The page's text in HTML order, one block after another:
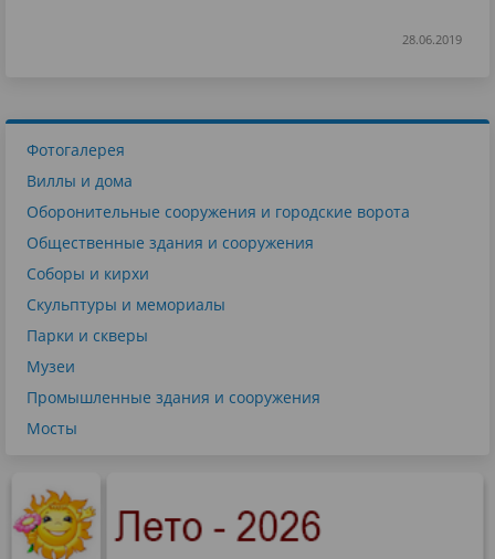
28.06.2019
Фотогалерея
Виллы и дома
Оборонительные сооружения и городские ворота
Общественные здания и сооружения
Соборы и кирхи
Скульптуры и мемориалы
Парки и скверы
Музеи
Промышленные здания и сооружения
Мосты